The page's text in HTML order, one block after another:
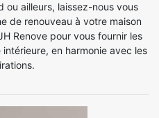
ou ailleurs, laissez-nous vous
de renouveau à votre maison
Renove pour vous fournir les
en harmonie avec les